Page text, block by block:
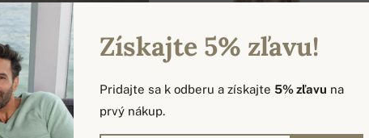
Získajte 5% zľavu!
Pridajte sa k odberu a získajte 5% zľavu na
prvý nákup.